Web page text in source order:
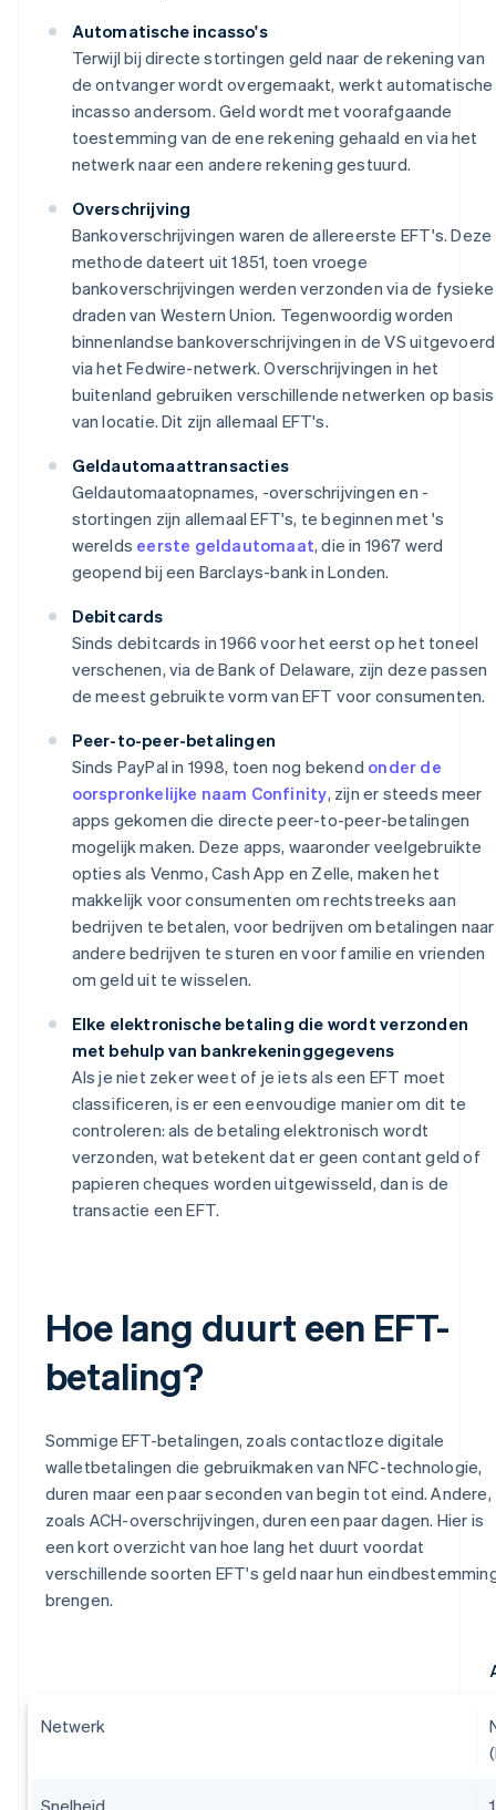
Automatische incasso's
Terwijl bij directe stortingen geld naar de rekening van
de ontvanger wordt overgemaakt, werkt automatische
incasso andersom. Geld wordt met voorafgaande
toestemming van de ene rekening gehaald en via het
netwerk naar een andere rekening gestuurd.
Overschrijving
Bankoverschrijvingen waren de allereerste EFT's. Deze
methode dateert uit 1851, toen vroege
bankoverschrijvingen werden verzonden via de fysieke
draden van Western Union. Tegenwoordig worden
binnenlandse bankoverschrijvingen in de VS uitgevoerd
via het Fedwire-netwerk. Overschrijvingen in het
buitenland gebruiken verschillende netwerken op basis
van locatie. Dit zijn allemaal EFT's.
Geldautomaattransacties
Geldautomaatopnames, -overschrijvingen en -
stortingen zijn allemaal EFT's, te beginnen met 's
werelds eerste geldautomaat, die in 1967 werd
geopend bij een Barclays-bank in Londen.
Debitcards
Sinds debitcards in 1966 voor het eerst op het toneel
verschenen, via de Bank of Delaware, zijn deze passen
de meest gebruikte vorm van EFT voor consumenten.
Peer-to-peer-betalingen
Sinds PayPal in 1998, toen nog bekend onder de
oorspronkelijke naam Confinity, zijn er steeds meer
apps gekomen die directe peer-to-peer-betalingen
mogelijk maken. Deze apps, waaronder veelgebruikte
opties als Venmo, Cash App en Zelle, maken het
makkelijk voor consumenten om rechtstreeks aan
bedrijven te betalen, voor bedrijven om betalingen naar
andere bedrijven te sturen en voor familie en vrienden
om geld uit te wisselen.
Elke elektronische betaling die wordt verzonden
met behulp van bankrekeninggegevens
Als je niet zeker weet of je iets als een EFT moet
classificeren, is er een eenvoudige manier om dit te
controleren: als de betaling elektronisch wordt
verzonden, wat betekent dat er geen contant geld of
papieren cheques worden uitgewisseld, dan is de
transactie een EFT.
Hoe lang duurt een EFT-
betaling?
Sommige EFT-betalingen, zoals contactloze digitale
walletbetalingen die gebruikmaken van NFC-technologie,
duren maar een paar seconden van begin tot eind. Andere,
zoals ACH-overschrijvingen, duren een paar dagen. Hier is
een kort overzicht van hoe lang het duurt voordat
verschillende soorten EFT's geld naar hun
brengen.
Netwerk